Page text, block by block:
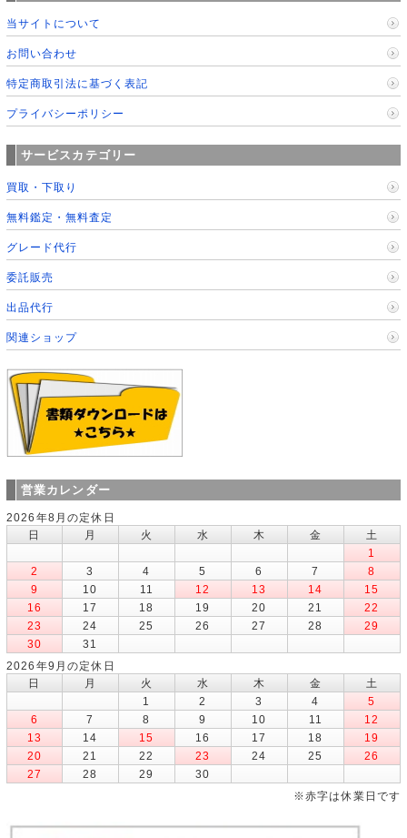
当サイトについて
お問い合わせ
特定商取引法に基づく表記
プライバシーポリシー
サービスカテゴリー
買取・下取り
無料鑑定・無料査定
グレード代行
委託販売
出品代行
関連ショップ
営業カレンダー
2026年8月の定休日
日
月 火 水 木 金
土
1
2
3 4 5 6 7
8
9
10 11 12 13 14
15
16
17 18 19 20 21
22
23
24 25 26 27 28
29
30
31
2026年9月の定休日
日
月 火 水 木 金
土
1
2 3 4
5
6
7 8 9 10 11
12
13
14 15 16 17 18
19
20
21 22 23 24 25
26
27
28 29
30
※赤字は休業日です